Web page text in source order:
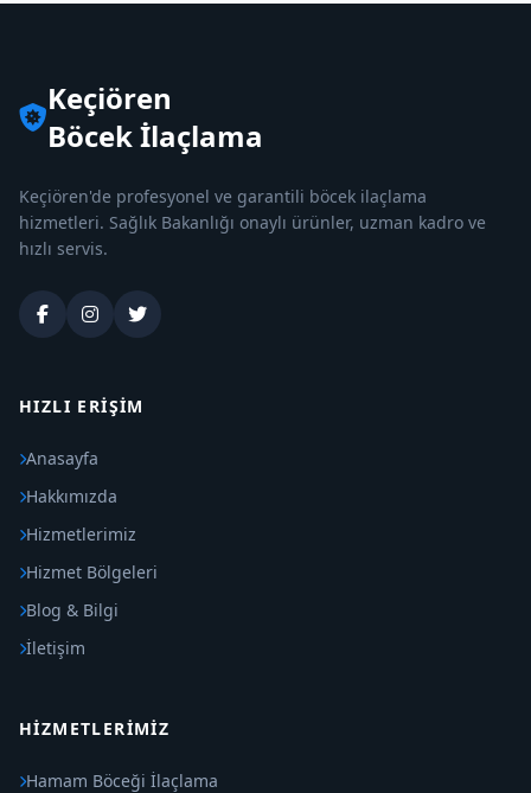
Keçiören
Böcek İlaçlama
Keçiören'de profesyonel ve garantili böcek ilaçlama
hizmetleri. Sağlık Bakanlığı onaylı ürünler, uzman kadro ve
hızlı servis.
HIZLI ERIŞIM
Anasayfa
Hakkımızda
Hizmetlerimiz
Hizmet Bölgeleri
Blog & Bilgi
İletişim
HIZMETLERIMIZ
Hamam Böceği İlaçlama